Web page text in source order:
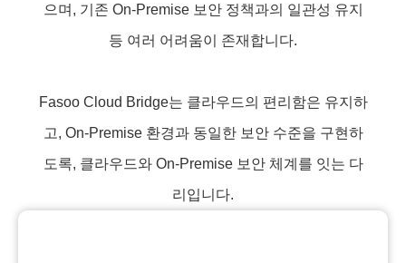
으며, 기존 On-Premise 보안 정책과의 일관성 유지
등 여러 어려움이 존재합니다.
Fasoo Cloud Bridge는 클라우드의 편리함은 유지하
고, On-Premise 환경과 동일한 보안 수준을 구현하
도록, 클라우드와 On-Premise 보안 체계를 잇는 다
리입니다.